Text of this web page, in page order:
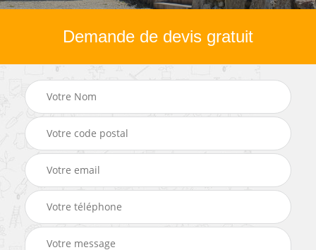
Demande de devis gratuit